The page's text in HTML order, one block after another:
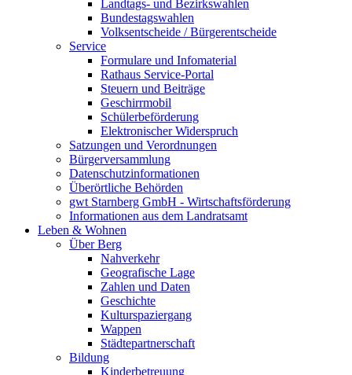
Landtags- und Bezirkswahlen
Bundestagswahlen
Volksentscheide / Bürgerentscheide
Service
Formulare und Infomaterial
Rathaus Service-Portal
Steuern und Beiträge
Geschirrmobil
Schülerbeförderung
Elektronischer Widerspruch
Satzungen und Verordnungen
Bürgerversammlung
Datenschutzinformationen
Überörtliche Behörden
gwt Starnberg GmbH - Wirtschaftsförderung
Informationen aus dem Landratsamt
Leben & Wohnen
Über Berg
Nahverkehr
Geografische Lage
Zahlen und Daten
Geschichte
Kulturspaziergang
Wappen
Städtepartnerschaft
Bildung
Kinderbetreuung